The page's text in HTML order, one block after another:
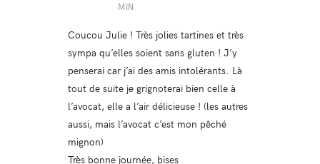
MIN
Coucou Julie ! Très jolies tartines et très
sympa qu’elles soient sans gluten ! J’y
penserai car j’ai des amis intolérants. Là
tout de suite je grignoterai bien celle à
l’avocat, elle a l’air délicieuse ! (les autres
aussi, mais l’avocat c’est mon pêché
mignon)
Très bonne journée, bises